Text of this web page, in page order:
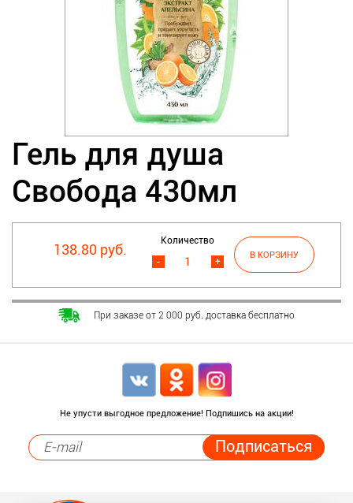
Гель для душа
Свобода 430мл
138.80 руб.
Количество
+
-
При заказе от 2 000 руб. доставка бесплатно
Не упусти выгодное предложение! Подпишись на акции!